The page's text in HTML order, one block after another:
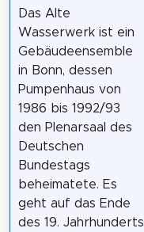
Das Alte
Wasserwerk ist ein
Gebäudeensemble
in Bonn, dessen
Pumpenhaus von
1986 bis 1992/93
den Plenarsaal des
Deutschen
Bundestags
beheimatete. Es
geht auf das Ende
des 19. Jahrhunderts